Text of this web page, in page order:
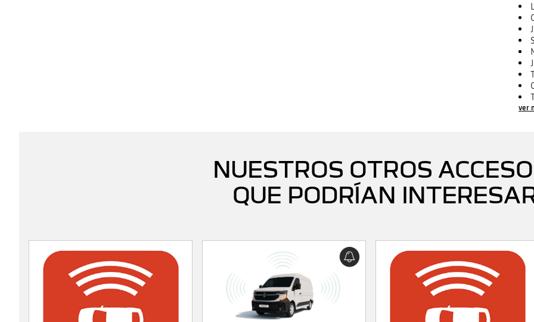
ver
NUESTROS OTROS
QUE PODRÍAN